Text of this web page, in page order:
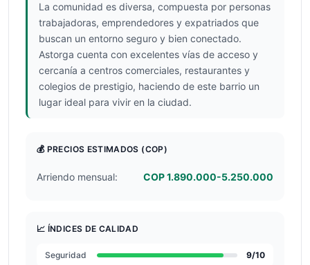
La comunidad es diversa, compuesta por personas
trabajadoras, emprendedores y expatriados que
buscan un entorno seguro y bien conectado.
Astorga cuenta con excelentes vías de acceso y
cercanía a centros comerciales, restaurantes y
colegios de prestigio, haciendo de este barrio un
lugar ideal para vivir en la ciudad.
💰 PRECIOS ESTIMADOS (COP)
Arriendo mensual: COP 1.890.000-5.250.000
📈 ÍNDICES DE CALIDAD
Seguridad 9/10